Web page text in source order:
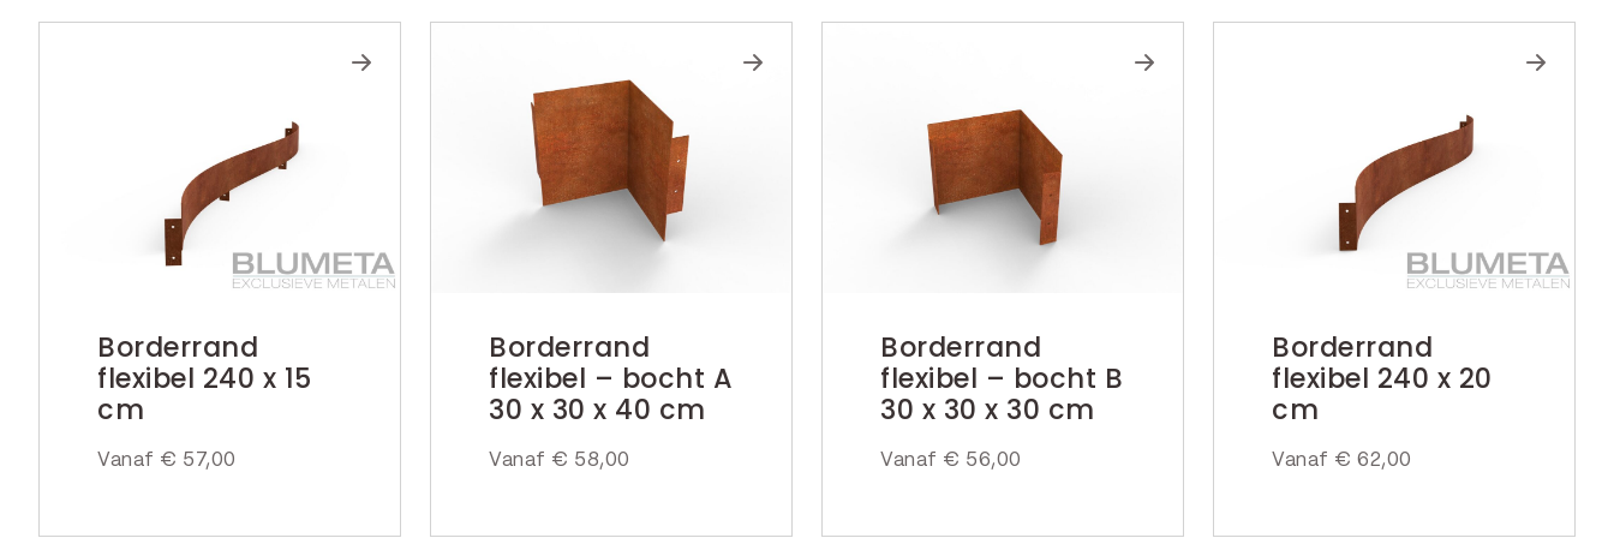
Borderrand
flexibel 240 x 15
cm
Vanaf € 57,00
Borderrand
flexibel – bocht A
30 x 30 x 40 cm
Vanaf € 58,00
Borderrand
flexibel – bocht B
30 x 30 x 30 cm
Vanaf € 56,00
Borderrand
flexibel 240 x 20
cm
Vanaf € 62,00